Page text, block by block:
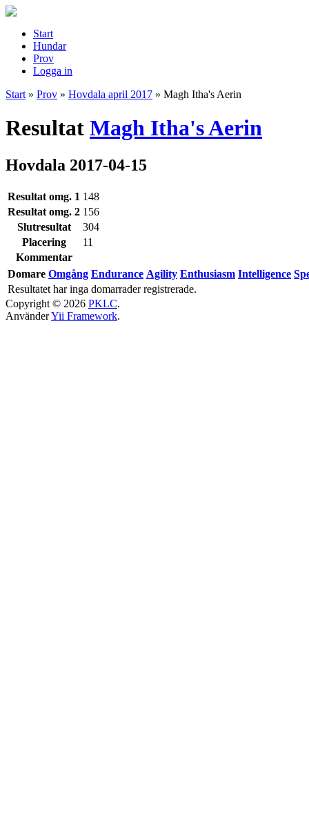
Start
Hundar
Prov
Logga in
Start » Prov » Hovdala april 2017 » Magh Itha's Aerin
Resultat Magh Itha's Aerin
Hovdala 2017-04-15
Resultat omg. 1 148
Resultat omg. 2 156
Slutresultat
304
Placering
11
Kommentar
Domare Omgång Endurance Agility Enthusiasm Intelligence
Resultatet har inga domarrader registrerade.
Copyright © 2026 PKLC.
AnvänderYii Framework.